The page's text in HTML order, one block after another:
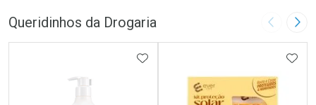
Queridinhos da Drogaria Imagem
ADICIONAR AOS FAVORITOS